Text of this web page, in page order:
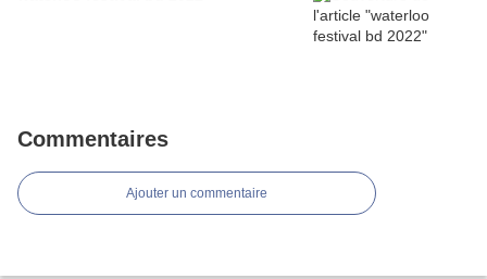
Commentaires
Ajouter un commentaire